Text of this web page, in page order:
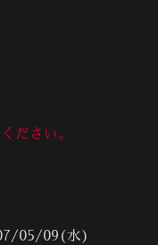
ださい。
05/09(水)